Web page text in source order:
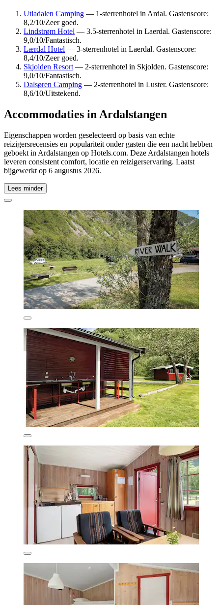
Utladalen Camping — 1-sterrenhotel in Ardal. Gastenscore:
8,2/10/Zeer goed.
Lindstrøm Hotel — 3.5-sterrenhotel in Laerdal. Gastenscore:
9,0/10/Fantastisch.
Lærdal Hotel — 3-sterrenhotel in Laerdal. Gastenscore:
8,4/10/Zeer goed.
Skjolden Resort — 2-sterrenhotel in Skjolden. Gastenscore:
9,0/10/Fantastisch.
Dalsøren Camping — 2-sterrenhotel in Luster. Gastenscore:
8,6/10/Uitstekend.
Accommodaties in Ardalstangen
Eigenschappen worden geselecteerd op basis van echte
reizigersrecensies en populariteit onder gasten die een nacht hebben
geboekt in Ardalstangen op Hotels.com. Deze Ardalstangen hotels
leveren consistent comfort, locatie en reizigerservaring. Laatst
bijgewerkt op 6 augustus 2026.
Lees minder